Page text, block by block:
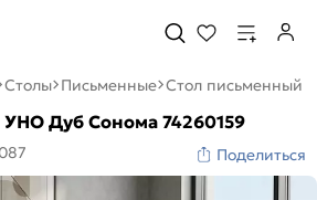
Столы Письменные Стол письменный
Дуб Сонома 74260159
Поделиться